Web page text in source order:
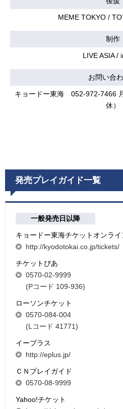
MEME TOKYO /
制作
LIVE ASIA /
お問い合
キョードー東海 052-972-7466
休）
発売プレイガイド一覧
一般発売日以降
キョードー東海チケットオンライ
http://kyodotokai.co.jp/tickets/
チケットぴあ
0570-02-9999
(Pコード 109-936)
ローソンチケット
0570-084-004
(Lコード 41771)
イープラス
http://eplus.jp/
ＣＮプレイガイド
0570-08-9999
Yahoo!チケット